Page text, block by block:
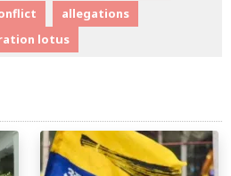
allegations
lotus